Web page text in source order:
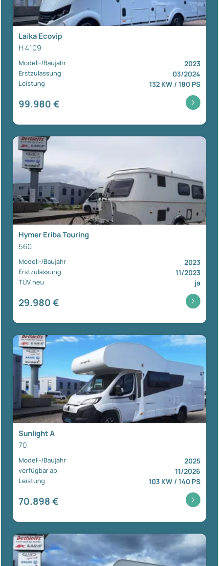
Laika Ecovip
H 4109
Modell-/Baujahr 2023
Erstzulassung 03/2024
Leistung 132 KW / 180 PS
99.980 €
Hymer Eriba Touring
560
Modell-/Baujahr 2023
Erstzulassung 11/2023
TÜV neu ja
29.980 €
Sunlight A
70
Modell-/Baujahr 2025
verfügbar ab 11/2026
Leistung 103 KW / 140 PS
70.898 €